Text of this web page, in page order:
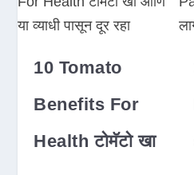
10 Tomato
Benefits For
Health टोमॅटो खा